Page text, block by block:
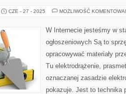
CZE - 27 - 2025 MOŻLIWOŚĆ
W Internecie jesteśmy w
ogłoszeniowych Są to
opracowywać materiały
Tu elektrodrążenie,
oznaczanej zasadzie
pokazuje. Jest to technika